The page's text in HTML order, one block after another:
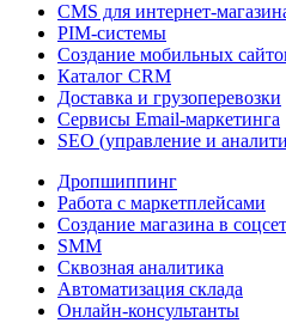
CMS для интернет-
PIM-системы
Создание мобильных
Каталог CRM
Доставка и грузоперевозки
Сервисы Email-маркетинга
SEO (управление и
Дропшиппинг
Работа с маркетплейсами
Создание магазина в
SMM
Сквозная аналитика
Автоматизация склада
Онлайн-консультанты